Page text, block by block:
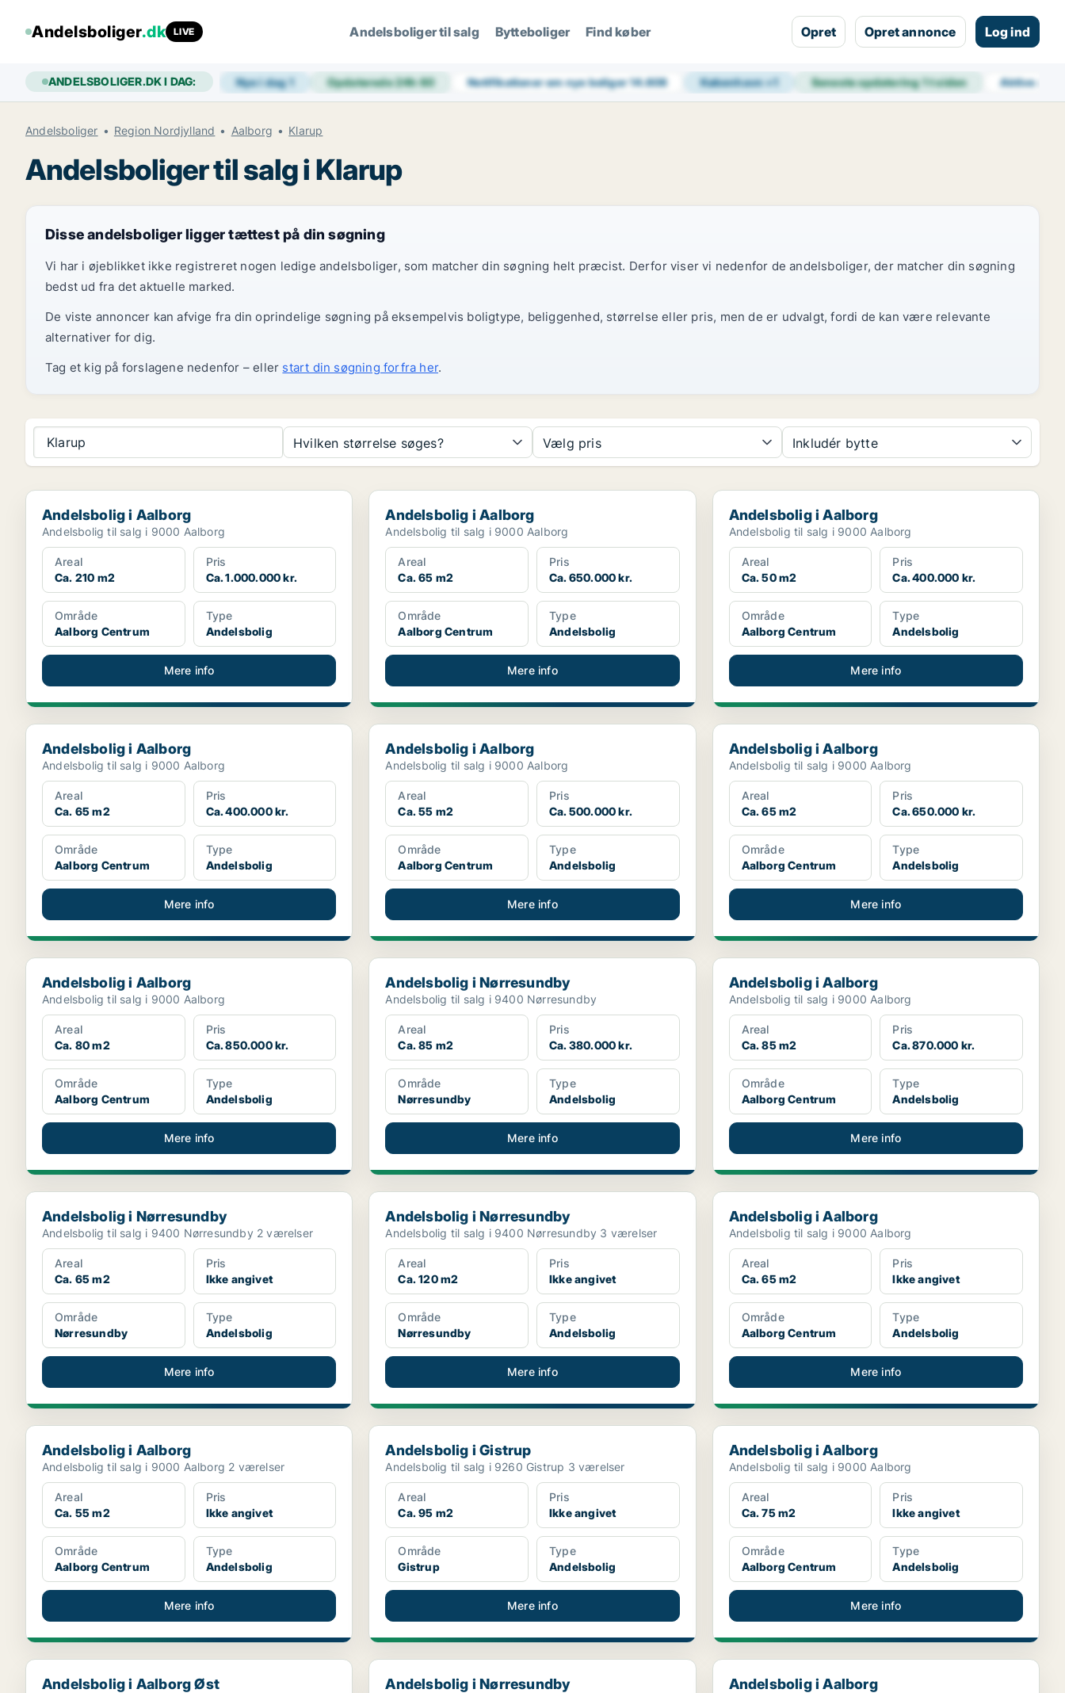
Andelsboliger.dk LIVE Andelsboliger til salg Bytteboliger Find køber Opret Opret annonce Log ind
ANDELSBOLIGER.DK I DAG: Nye i dag1 Opdaterede 24h60 Notifikationer om nye boliger14.608 København+1 Seneste opdatering1 t siden Aktive
Andelsboliger Region Nordjylland Aalborg Klarup
Andelsboliger til salg i Klarup
Disse andelsboliger ligger tættest på din søgning
Vi har i øjeblikket ikke registreret nogen ledige andelsboliger, som matcher din søgning helt præcist. Derfor viser vi nedenfor de andelsboliger, der matcher din søgning
bedst ud fra det aktuelle marked.
De viste annoncer kan afvige fra din oprindelige søgning på eksempelvis boligtype, beliggenhed, størrelse eller pris, men de er udvalgt, fordi de kan være relevante
alternativer for dig.
Tag et kig på forslagene nedenfor – eller start din søgning forfra her.
Klarup Hvilken størrelse søges? Vælg pris Inkludér bytte
Andelsbolig i Aalborg
Andelsbolig i Aalborg
Andelsbolig til salg i 9000 Aalborg
Areal
Ca. 210 m2
Pris
Ca. 1.000.000 kr.
Område
Aalborg Centrum
Type
Andelsbolig
Mere info
Andelsbolig i Aalborg
Andelsbolig i Aalborg
Andelsbolig til salg i 9000 Aalborg
Areal
Ca. 65 m2
Pris
Ca. 650.000 kr.
Område
Aalborg Centrum
Type
Andelsbolig
Mere info
Andelsbolig i Aalborg
Andelsbolig i Aalborg
Andelsbolig til salg i 9000 Aalborg
Areal
Ca. 50 m2
Pris
Ca. 400.000 kr.
Område
Aalborg Centrum
Type
Andelsbolig
Mere info
Andelsbolig i Aalborg
Andelsbolig i Aalborg
Andelsbolig til salg i 9000 Aalborg
Areal
Ca. 65 m2
Pris
Ca. 400.000 kr.
Område
Aalborg Centrum
Type
Andelsbolig
Mere info
Andelsbolig i Aalborg
Andelsbolig i Aalborg
Andelsbolig til salg i 9000 Aalborg
Areal
Ca. 55 m2
Pris
Ca. 500.000 kr.
Område
Aalborg Centrum
Type
Andelsbolig
Mere info
Andelsbolig i Aalborg
Andelsbolig i Aalborg
Andelsbolig til salg i 9000 Aalborg
Areal
Ca. 65 m2
Pris
Ca. 650.000 kr.
Område
Aalborg Centrum
Type
Andelsbolig
Mere info
Andelsbolig i Aalborg
Andelsbolig i Aalborg
Andelsbolig til salg i 9000 Aalborg
Areal
Ca. 80 m2
Pris
Ca. 850.000 kr.
Område
Aalborg Centrum
Type
Andelsbolig
Mere info
Andelsbolig i Nørresundby
Andelsbolig i Nørresundby
Andelsbolig til salg i 9400 Nørresundby
Areal
Ca. 85 m2
Pris
Ca. 380.000 kr.
Område
Nørresundby
Type
Andelsbolig
Mere info
Andelsbolig i Aalborg
Andelsbolig i Aalborg
Andelsbolig til salg i 9000 Aalborg
Areal
Ca. 85 m2
Pris
Ca. 870.000 kr.
Område
Aalborg Centrum
Type
Andelsbolig
Mere info
Andelsbolig i Nørresundby
Andelsbolig i Nørresundby
Andelsbolig til salg i 9400 Nørresundby 2 værelser
Areal
Ca. 65 m2
Pris
Ikke angivet
Område
Nørresundby
Type
Andelsbolig
Mere info
Andelsbolig i Nørresundby
Andelsbolig i Nørresundby
Andelsbolig til salg i 9400 Nørresundby 3 værelser
Areal
Ca. 120 m2
Pris
Ikke angivet
Område
Nørresundby
Type
Andelsbolig
Mere info
Andelsbolig i Aalborg
Andelsbolig i Aalborg
Andelsbolig til salg i 9000 Aalborg
Areal
Ca. 65 m2
Pris
Ikke angivet
Område
Aalborg Centrum
Type
Andelsbolig
Mere info
Andelsbolig i Aalborg
Andelsbolig i Aalborg
Andelsbolig til salg i 9000 Aalborg 2 værelser
Areal
Ca. 55 m2
Pris
Ikke angivet
Område
Aalborg Centrum
Type
Andelsbolig
Mere info
Andelsbolig i Gistrup
Andelsbolig i Gistrup
Andelsbolig til salg i 9260 Gistrup 3 værelser
Areal
Ca. 95 m2
Pris
Ikke angivet
Område
Gistrup
Type
Andelsbolig
Mere info
Andelsbolig i Aalborg
Andelsbolig i Aalborg
Andelsbolig til salg i 9000 Aalborg
Areal
Ca. 75 m2
Pris
Ikke angivet
Område
Aalborg Centrum
Type
Andelsbolig
Mere info
Andelsbolig i Aalborg Øst
Andelsbolig i Aalborg Øst
Andelsbolig i Nørresundby
Andelsbolig i Nørresundby
Andelsbolig i Aalborg
Andelsbolig i Aalborg